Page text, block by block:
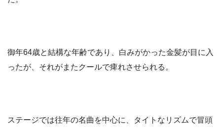
御年64歳と結構な年齢であり、白みがかった金髪が目に入
ったが、それがまたクールで痺れさせられる。
ステージでは往年の名曲を中心に、タイトなリズムで冒頭